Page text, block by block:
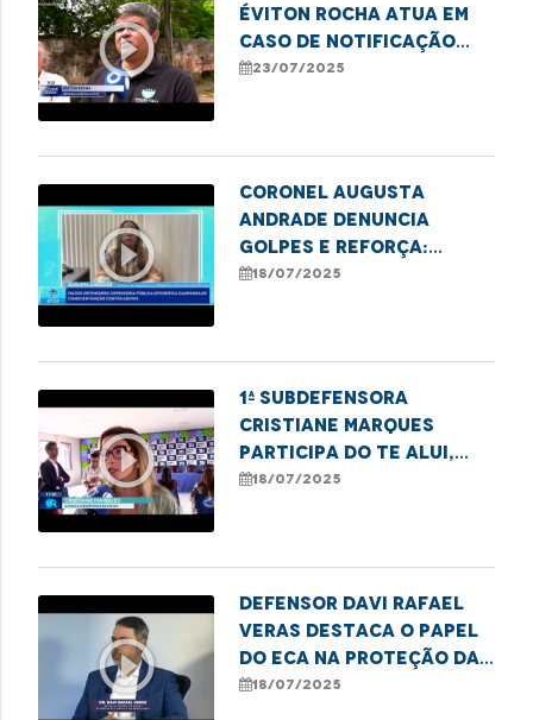
play_circle_outline
Éviton Rocha atua em
caso de notificação
judicial a moradores
23/07/2025
play_circle_outline
Coronel Augusta
Andrade denuncia
golpes e reforça:
serviços da DPE são
18/07/2025
play_circle_outline
1ª Subdefensora
Cristiane Marques
participa do Te Alui,
Mulher em Santa Inês e
18/07/2025
play_circle_outline
Defensor Davi Rafael
Veras destaca o papel
do ECA na proteção da
infância e juventude
18/07/2025